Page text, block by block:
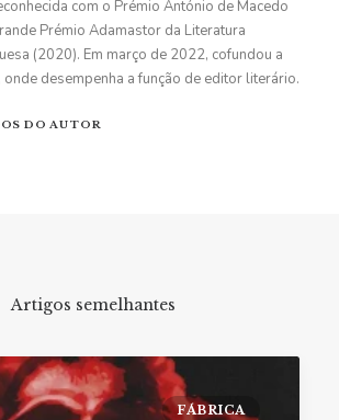
com o Prémio António de Macedo
Prémio Adamastor da Literatura
(2020). Em março de 2022, cofundou a
onde desempenha a função de editor literário.
DO AUTOR
Artigos semelhantes
FÁBRICA